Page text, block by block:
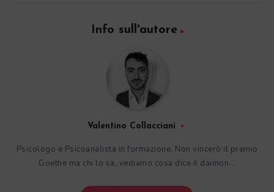
Info sull'autore
Valentino Collacciani
Psicologo e Psicoanalista in formazione. Non vincerò il premio
Goethe ma chi lo sa, vediamo cosa dice il daimon...